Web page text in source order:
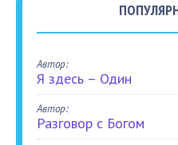
Автор:
Я здесь – Один
Автор:
Разговор с Богом